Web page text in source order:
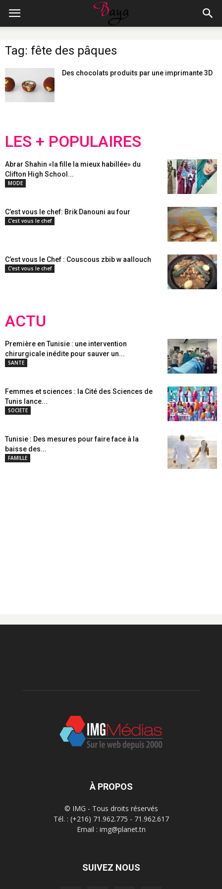
Tag: fête des pâques
Des chocolats produits par une imprimante 3D
LES + POPULAIRES
Abrar Shahin «la fille la mieux habillée» du
Clifton High School...
MODE
C’est vous le chef: Brik Danouni au four
C'est vous le chef
C’est vous le Chef : Couscous zbib w aallouch
C'est vous le chef
ACTU
Première en Tunisie : une intervention
chirurgicale inédite pour sauver un...
SANTE
Femmes et sciences : la Cité des Sciences de
Tunis lance...
SOCIETE
Tunisie : Des mesures pour faire face à la
baisse des...
FAMILLE
À PROPOS
© IMG - Tous droits réservés
Tél. : (+216) 71.962.775 - 71.962.617
Email : img@planet.tn
SUIVEZ NOUS